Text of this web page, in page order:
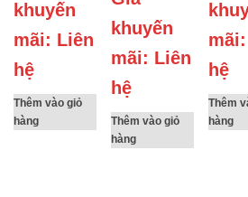
khuyến
mãi: Liên
hệ
Thêm vào giỏ
hàng
khuyến
mãi: Liên
hệ
Thêm vào giỏ
hàng
hệ
Thêm
hàng